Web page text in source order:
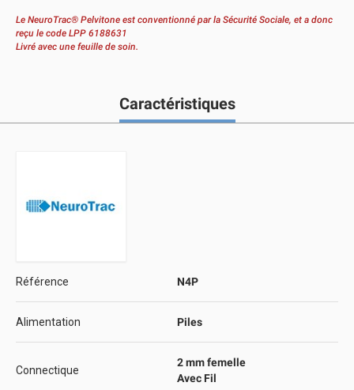
Le NeuroTrac® Pelvitone est conventionné par la Sécurité Sociale, et a donc
reçu le code LPP 6188631
Livré avec une feuille de soin.
Caractéristiques
Référence N4P
Alimentation Piles
Connectique
2 mm femelle
Avec Fil